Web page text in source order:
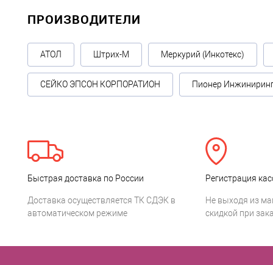
ПРОИЗВОДИТЕЛИ
АТОЛ Штрих-М Меркурий (Инкотекс)
СЕЙКО ЭПСОН КОРПОРАТИОН Пионер
Быстрая доставка по России
Доставка осуществляется ТК СДЭК в
автоматическом режиме
Регистрация
Не выходя из
скидкой при